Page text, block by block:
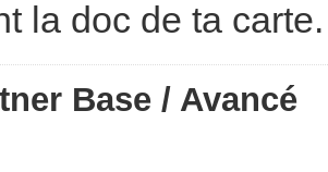
la doc de ta carte.
Base / Avancé